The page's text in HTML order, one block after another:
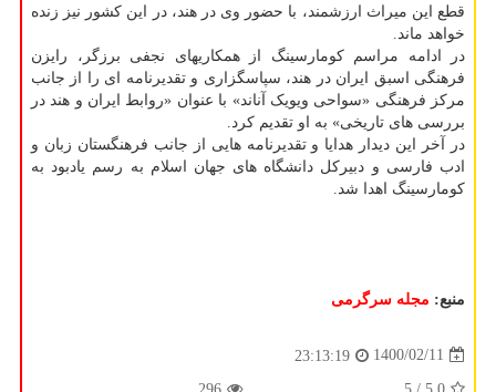
قطع این میراث ارزشمند، با حضور وی در هند، در این کشور نیز زنده
خواهد ماند.
در ادامه مراسم کومارسینگ از همکاریهای نجفی برزگر، رایزن
فرهنگی اسبق ایران در هند، سپاسگزاری و تقدیرنامه ای را از جانب
مرکز فرهنگی «سواحی ویویک آناند» با عنوان «روابط ایران و هند در
بررسی های تاریخی» به او تقدیم کرد.
در آخر این دیدار هدایا و تقدیرنامه هایی از جانب فرهنگستان زبان و
ادب فارسی و دبیرکل دانشگاه های جهان اسلام به رسم یادبود به
کومارسینگ اهدا شد.
منبع: مجله سرگرمی
1400/02/11
23:13:19